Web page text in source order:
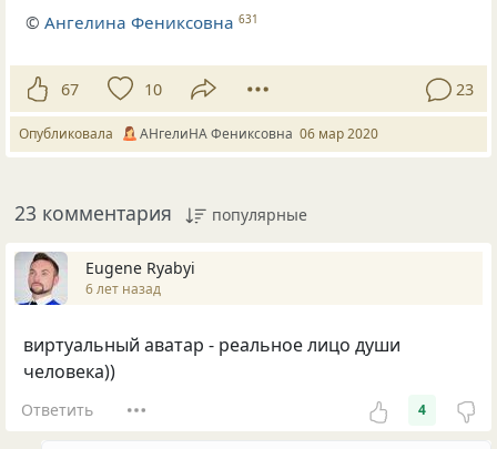
©Ангелина Фениксовна 631
67 10 23
Опубликовала АНгелиНА Фениксовна 06 мар 2020
23 комментария популярные
Eugene Ryabyi
6 лет назад
виртуальный аватар - реальное лицо души
человека))
Ответить 4